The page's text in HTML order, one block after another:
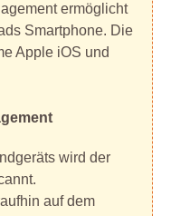
ermöglicht
Smartphone. Die
Apple iOS und
wird der
auf dem